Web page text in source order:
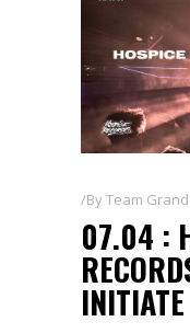
ByTeam
07.04 :
INITIATE